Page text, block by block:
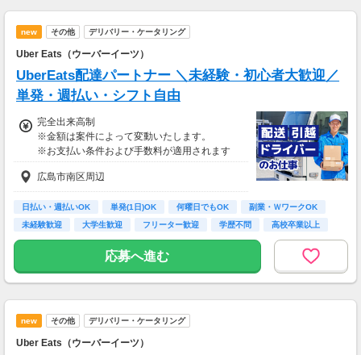
new その他 デリバリー・ケータリング
Uber Eats（ウーバーイーツ）
UberEats配達パートナー ＼未経験・初心者大歓迎／
単発・週払い・シフト自由
完全出来高制
※金額は案件によって変動いたします。
※お支払い条件および手数料が適用されます
広島市南区周辺
日払い・週払いOK 単発(1日)OK 何曜日でもOK
副業・ＷワークOK
未経験歓迎
大学生歓迎 フリーター歓迎 学歴不問 高校卒業以上
応募へ進む
new その他 デリバリー・ケータリング
Uber Eats（ウーバーイーツ）